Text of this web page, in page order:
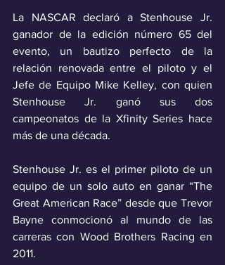
La NASCAR declaró a Stenhouse Jr.
ganador de la edición número 65 del
evento, un bautizo perfecto de la
relación renovada entre el piloto y el
Jefe de Equipo Mike Kelley, con quien
Stenhouse Jr. ganó sus dos
campeonatos de la Xfinity Series hace
más de una década.
Stenhouse Jr. es el primer piloto de un
equipo de un solo auto en ganar “The
Great American Race” desde que Trevor
Bayne conmocionó al mundo de las
carreras con Wood Brothers Racing en
2011.